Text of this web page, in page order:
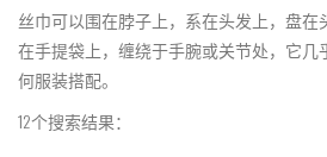
丝巾可以围在脖子上，系在头发上，盘在
在手提袋上，缠绕于手腕或关节处，它
何服装搭配。
12个搜索结果：